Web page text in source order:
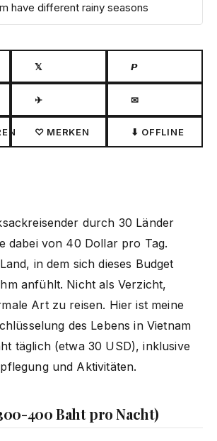
have different rainy seasons
𝕏 𝙋
✈ ✉
♡ MERKEN ⬇ OFFLINE
durch 30 Länder
dabei von 40 Dollar pro Tag.
in dem sich dieses Budget
anfühlt. Nicht als Verzicht,
Art zu reisen. Hier ist meine
des Lebens in Vietnam
täglich (etwa 30 USD), inklusive
und Aktivitäten.
400 Baht pro Nacht)